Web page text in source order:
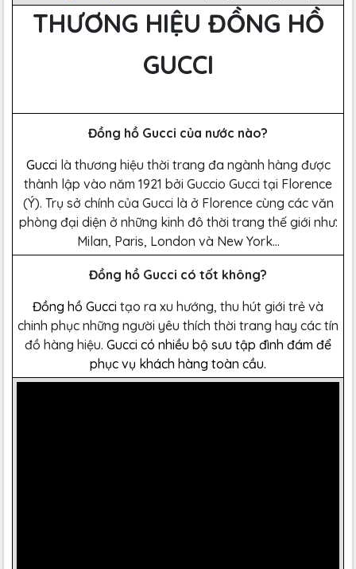
THƯƠNG HIỆU ĐỒNG HỒ
GUCCI
Đồng hồ Gucci của nước nào?
Gucci là thương hiệu thời trang đa ngành hàng được
thành lập vào năm 1921 bởi Guccio Gucci tại Florence
(Ý). Trụ sở chính của Gucci là ở Florence cùng các văn
phòng đại diện ở những kinh đô thời trang thế giới như:
Milan, Paris, London và New York...
Đồng hồ Gucci có tốt không?
Đồng hồ Gucci tạo ra xu hướng, thu hút giới trẻ và
chinh phục những người yêu thích thời trang hay các tín
đồ hàng hiệu. Gucci có nhiều bộ sưu tập đình đám để
phục vụ khách hàng toàn cầu.